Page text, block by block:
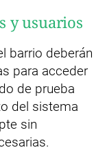
y usuarios
barrio deberán
para acceder
de prueba
del sistema
sin